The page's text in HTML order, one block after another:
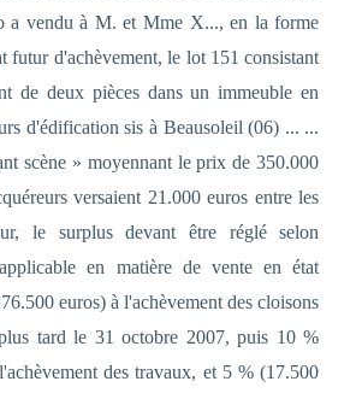
a vendu à M. et Mme X..., en la forme
futur d'achèvement, le lot 151 consistant
de deux pièces dans un immeuble en
d'édification sis à Beausoleil (06) ... ...
scène » moyennant le prix de 350.000
versaient 21.000 euros entre les
le surplus devant être réglé selon
en matière de vente en état
euros) à l'achèvement des cloisons
tard le 31 octobre 2007, puis 10 %
des travaux, et 5 % (17.500